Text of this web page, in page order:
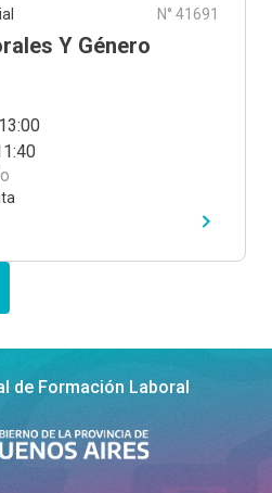
N° 41691
Y Género
de Formación Laboral